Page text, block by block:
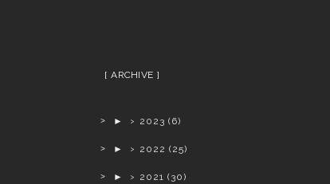
ARCHIVE
► 2023 (6)
► 2022 (25)
► 2021 (30)